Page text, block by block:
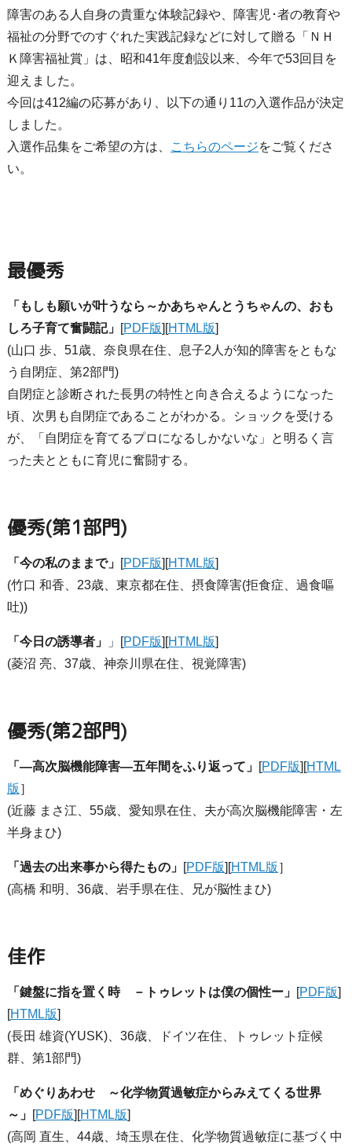
障害のある人自身の貴重な体験記録や、障害児･者の教育や
福祉の分野でのすぐれた実践記録などに対して贈る「ＮＨ
Ｋ障害福祉賞」は、昭和41年度創設以来、今年で53回目を
迎えました。
今回は412編の応募があり、以下の通り11の入選作品が決定
しました。
入選作品集をご希望の方は、
こちらのページをご覧くださ
い。
最優秀
「もしも願いが叶うなら～かあちゃんとうちゃんの、おも
しろ子育て奮闘記」 [PDF版][HTML版]
(山口 歩、51歳、奈良県在住、息子2人が知的障害をともな
う自閉症、第2部門)
自閉症と診断された長男の特性と向き合えるようになった
頃、次男も自閉症であることがわかる。ショックを受ける
が、「自閉症を育てるプロになるしかないな」と明るく言
った夫とともに育児に奮闘する。
優秀(第1部門)
「今の私のままで」 [PDF版][HTML版]
(竹口 和香、23歳、東京都在住、摂食障害(拒食症、過食嘔
吐))
「今日の誘導者」 」[PDF版][HTML版]
(菱沼 亮、37歳、神奈川県在住、視覚障害)
優秀(第2部門)
「―高次脳機能障害―五年間をふり返って」 [PDF版][HTML
版 ］
(近藤 まさ江、55歳、愛知県在住、夫が高次脳機能障害・左
半身まひ)
「過去の出来事から得たもの」 [PDF版][HTML版 ］
(高橋 和明、36歳、岩手県在住、兄が脳性まひ)
佳作
「鍵盤に指を置く時 －トゥレットは僕の個性ー」 [PDF版]
[HTML版]
(長田 雄資(YUSK)、36歳、ドイツ在住、トゥレット症候
群、第1部門)
「めぐりあわせ ～化学物質過敏症からみえてくる世界
～」 [PDF版][HTML版]
(高岡 直生、44歳、埼玉県在住、化学物質過敏症に基づく中